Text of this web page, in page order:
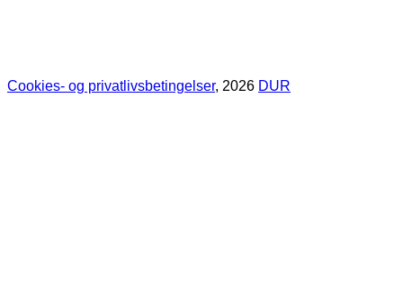
Cookies- og privatlivsbetingelser, 2026 DUR